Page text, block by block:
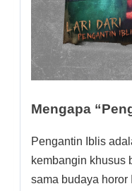
Mengapa
Pengantin Iblis
kembangin khusus
sama budaya horor